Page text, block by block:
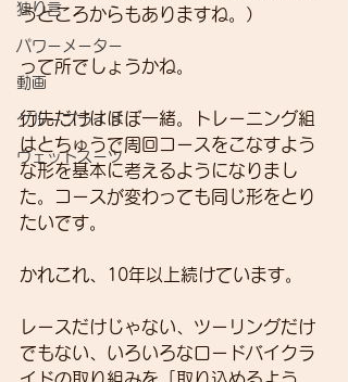
独り言
パワーメーター
動画
グループライド
ウェットスーツ
うところからもありますね。）
って所でしょうかね。
行先だけはほぼ一緒。トレーニング組
はとちゅうで周回コースをこなすよう
な形を基本に考えるようになりまし
た。コースが変わっても同じ形をとり
たいです。
かれこれ、10年以上続けています。
レースだけじゃない、ツーリングだけ
でもない、いろいろなロードバイクラ